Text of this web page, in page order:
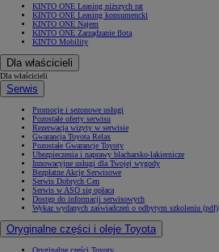
KINTO ONE Leasing niższych rat
KINTO ONE Leasing konsumencki
KINTO ONE Najem
KINTO ONE Zarządzanie flotą
KINTO Mobility
Dla właścicieli
Dla właścicieli
Serwis
Promocje i sezonowe usługi
Pozostałe oferty serwisu
Rezerwacja wizyty w serwisie
Gwarancja Toyota Relax
Pozostałe Gwarancje Toyoty
Ubezpieczenia i naprawy blacharsko-lakiernicze
Innowacyjne usługi dla Twojej wygody
Bezpłatne Akcje Serwisowe
Serwis Dobrych Cen
Serwis w ASO się opłaca
Dostęp do informacji serwisowych
Wykaz wydanych zaświadczeń o odbytym szkoleniu (pdf)
Oryginalne części i oleje Toyota
Oryginalne części Toyoty